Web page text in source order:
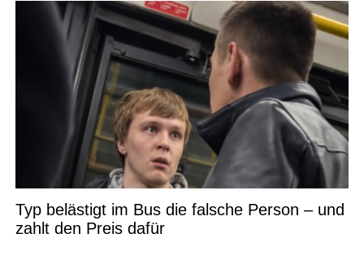
Typ belästigt im Bus die falsche Person – und
zahlt den Preis dafür